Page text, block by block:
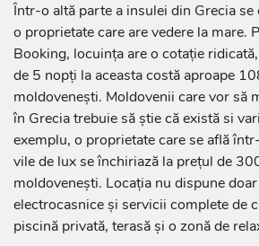
Într-o altă parte a insulei din Grecia
o proprietate care are vedere la mare.
Booking, locuința are o cotație
de 5 nopți la aceasta costă aproape
moldovenești. Moldovenii care vor să
în Grecia trebuie să știe că există si
exemplu, o proprietate care se află
vile de lux se închiriază la prețul de
moldovenești. Locația nu dispune
electrocasnice și servicii complete de
piscină privată, terasă și o zonă de